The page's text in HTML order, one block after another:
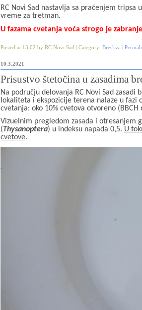
RC Novi Sad nastavlja sa praćenjem
vreme za tretman.
U fazama cvetanja voća strogo je
Posted at 13:02 by RC Novi Sad | Category: Breskva
10.3.2021
Prisustvo štetočina u zasadima
Na području delovanja RC Novi Sad
lokaliteta i ekspozicije terena nalaze u fazi
cvetanja: oko 10% cvetova otvoreno (BBCH
Vizuelnim pregledom zasada i otresanjem
(Thysanoptera) u indeksu napada 0,5. U
cvetove.